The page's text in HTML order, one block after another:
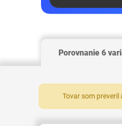
Porovnanie 6
Tovar som